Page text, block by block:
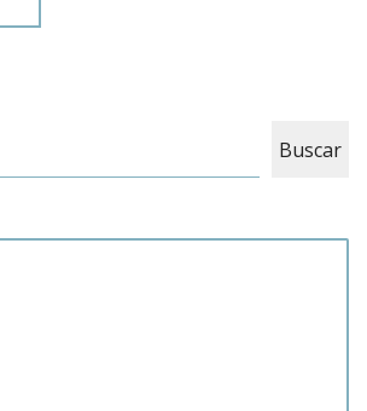
Buscar